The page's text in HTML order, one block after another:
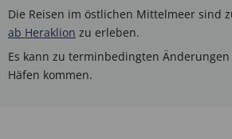
Die Reisen im östlichen Mittelmeer sind
ab Heraklion zu erleben.
Es kann zu terminbedingten
Häfen kommen.